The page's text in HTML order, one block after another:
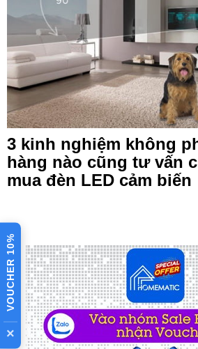
3 kinh nghiệm không
hàng nào cũng tư vấn
mua đèn LED cảm biến
VOUCHER 10%
×